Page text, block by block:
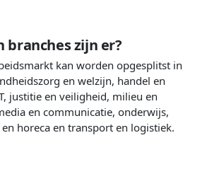
branches zijn er?
kan worden opgesplitst in
en welzijn, handel en
justitie en veiligheid, milieu en
en communicatie, onderwijs,
horeca en transport en logistiek.